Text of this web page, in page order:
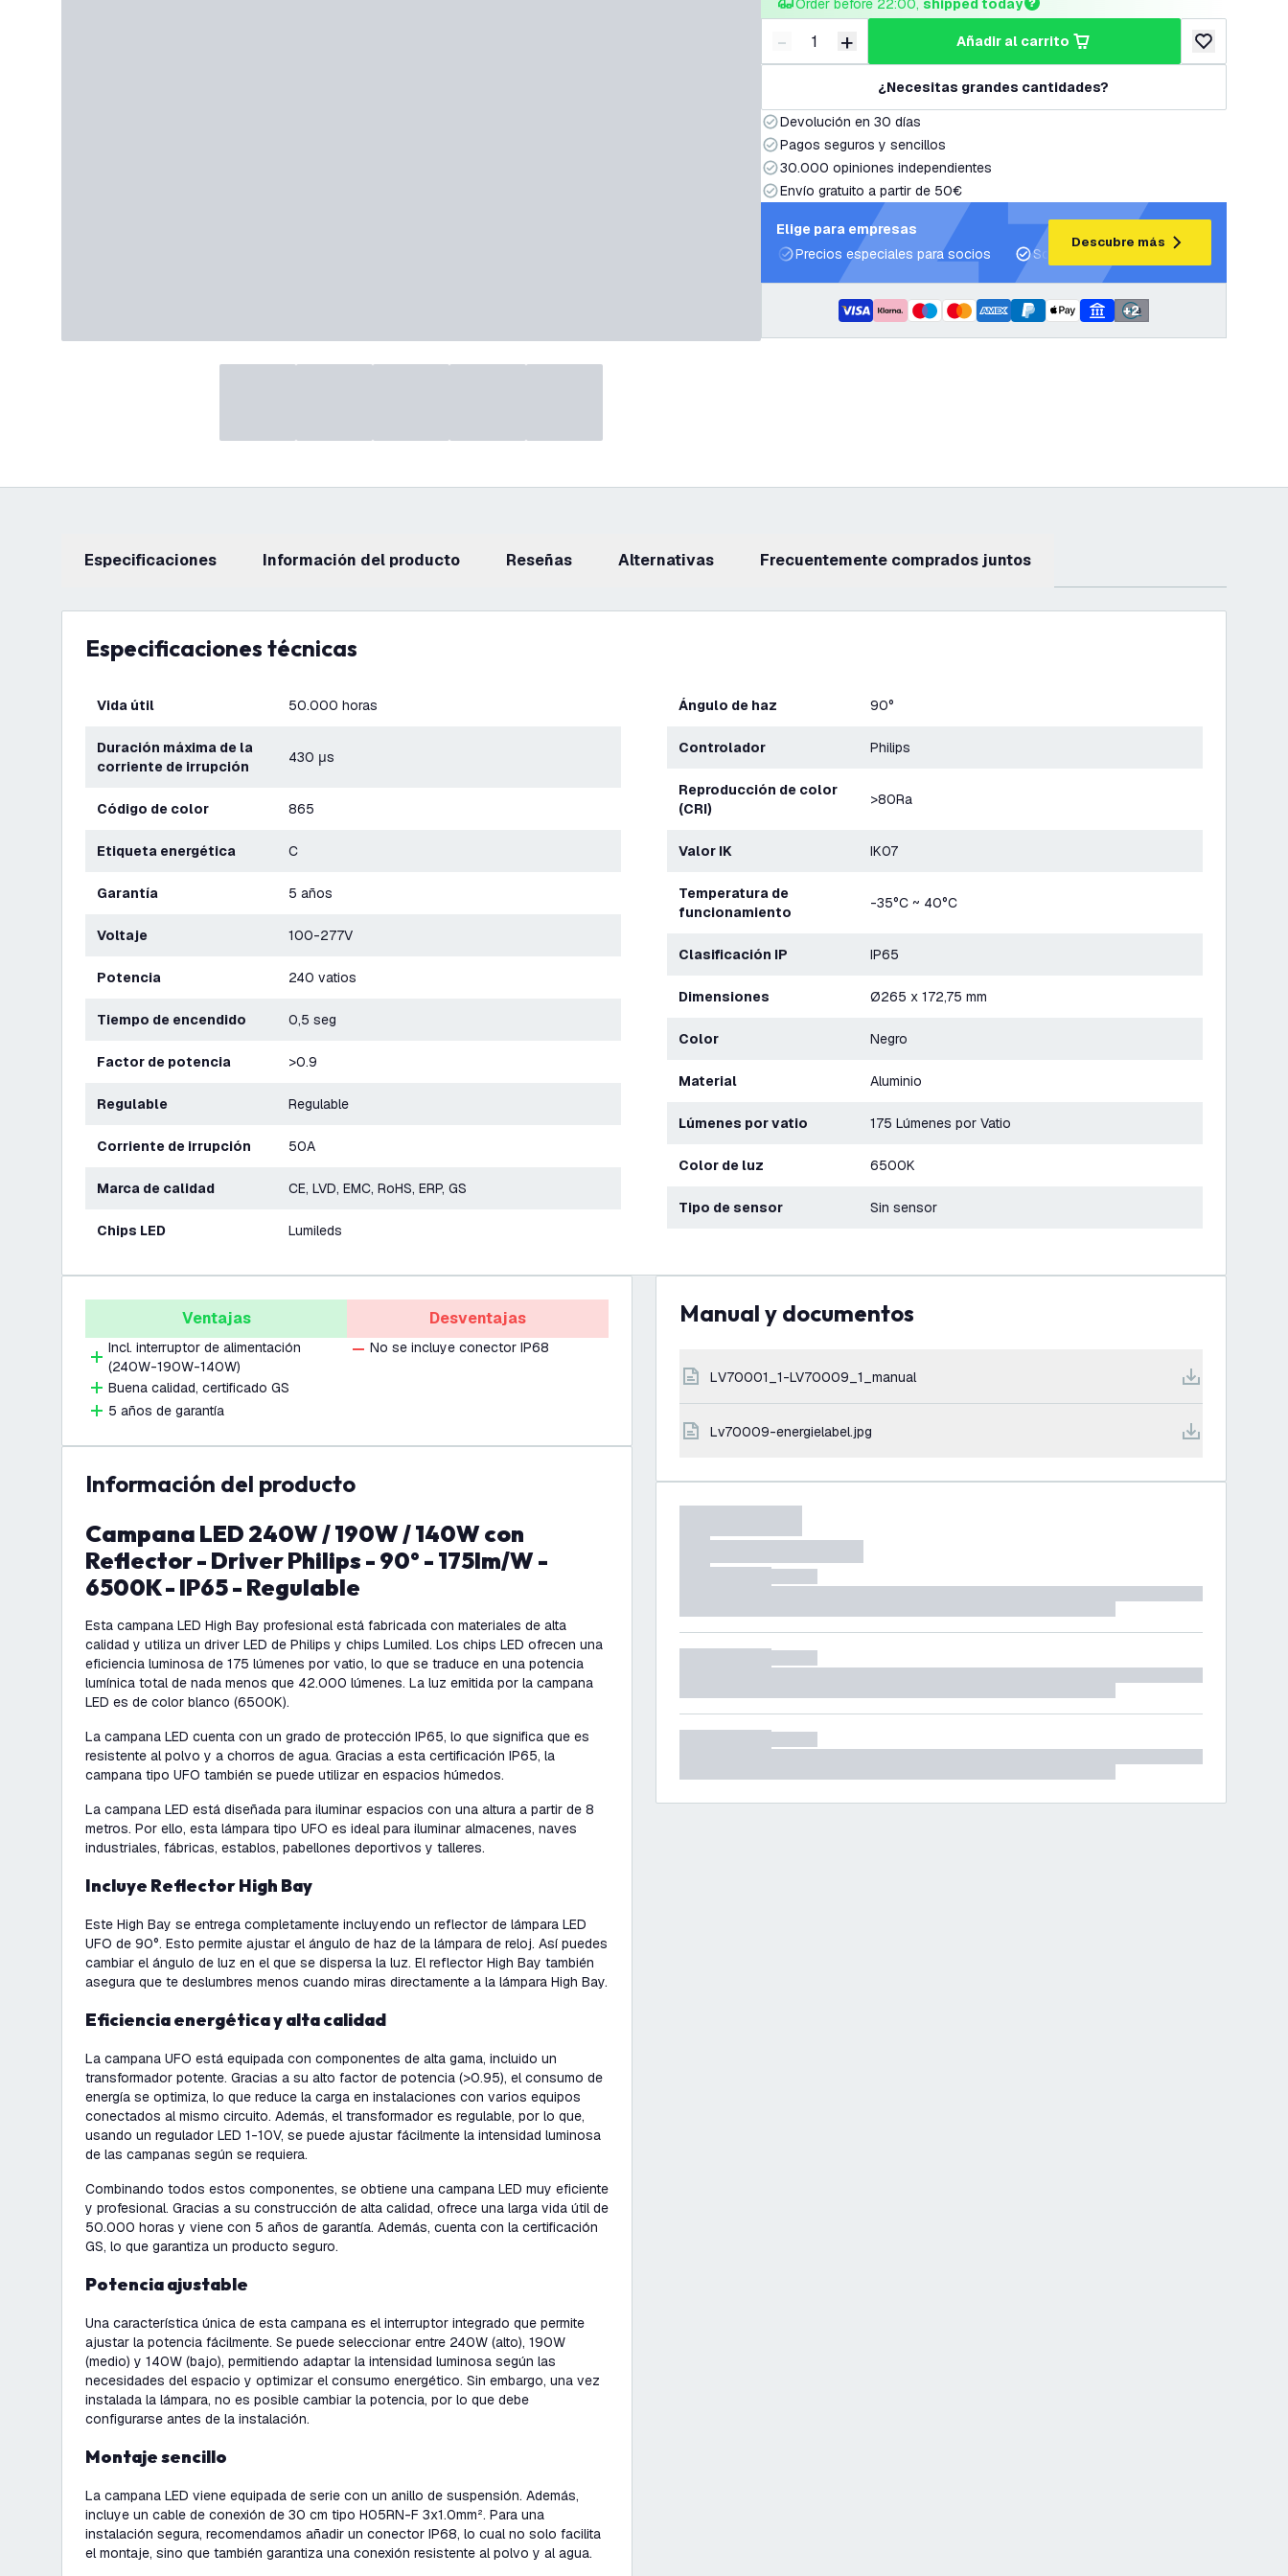
Order before 22:00, shipped today
Disminuir cantidad
- Aumentar cantidad
+ añadir al carrito
añadir a lista
¿Necesitas grandes cantidades?
Devolución en 30 días
Pagos seguros y sencillos
30.000 opiniones independientes
Envío gratuito a partir de 50€
Elige para empresas
Precios especiales para socios
Soporte para proyectos y planes de
Descubre más
+2
Especificaciones información del producto reseñas Alternativas Frecuentemente comprados juntos
Especificaciones técnicas
Vida útil 50.000 horas
Duración máxima de la
corriente de irrupción
430 μs
Código de color 865
Etiqueta energética C
Garantía 5 años
Voltaje 100-277V
Potencia 240 vatios
Tiempo de encendido 0,5 seg
Factor de potencia >0.9
Regulable Regulable
Corriente de irrupción 50A
Marca de calidad CE, LVD, EMC, RoHS, ERP, GS
Chips LED Lumileds
Ángulo de haz 90°
Controlador Philips
Reproducción de color
(CRI)
>80Ra
Valor IK IK07
Temperatura de
funcionamiento
-35°C ~ 40°C
Clasificación IP IP65
Dimensiones Ø265 x 172,75 mm
Color Negro
Material Aluminio
Lúmenes por vatio 175 Lúmenes por Vatio
Color de luz 6500K
Tipo de sensor Sin sensor
Ventajas
Incl. interruptor de alimentación
(240W-190W-140W)
Buena calidad, certificado GS
5 años de garantía
Desventajas
No se incluye conector IP68
información del producto
Campana LED 240W / 190W / 140W con
Reflector - Driver Philips - 90° - 175lm/W -
6500K - IP65 - Regulable
Esta campana LED High Bay profesional está fabricada con materiales de alta
calidad y utiliza un driver LED de Philips y chips Lumiled. Los chips LED ofrecen una
eficiencia luminosa de 175 lúmenes por vatio, lo que se traduce en una potencia
lumínica total de nada menos que 42.000 lúmenes. La luz emitida por la campana
LED es de color blanco (6500K).
La campana LED cuenta con un grado de protección IP65, lo que significa que es
resistente al polvo y a chorros de agua. Gracias a esta certificación IP65, la
campana tipo UFO también se puede utilizar en espacios húmedos.
La campana LED está diseñada para iluminar espacios con una altura a partir de 8
metros. Por ello, esta lámpara tipo UFO es ideal para iluminar almacenes, naves
industriales, fábricas, establos, pabellones deportivos y talleres.
Incluye Reflector High Bay
Este High Bay se entrega completamente incluyendo un reflector de lámpara LED
UFO de 90°. Esto permite ajustar el ángulo de haz de la lámpara de reloj. Así puedes
cambiar el ángulo de luz en el que se dispersa la luz. El reflector High Bay también
asegura que te deslumbres menos cuando miras directamente a la lámpara High Bay.
Eficiencia energética y alta calidad
La campana UFO está equipada con componentes de alta gama, incluido un
transformador potente. Gracias a su alto factor de potencia (>0.95), el consumo de
energía se optimiza, lo que reduce la carga en instalaciones con varios equipos
conectados al mismo circuito. Además, el transformador es regulable, por lo que,
usando un regulador LED 1-10V, se puede ajustar fácilmente la intensidad luminosa
de las campanas según se requiera.
Combinando todos estos componentes, se obtiene una campana LED muy eficiente
y profesional. Gracias a su construcción de alta calidad, ofrece una larga vida útil de
50.000 horas y viene con 5 años de garantía. Además, cuenta con la certificación
GS, lo que garantiza un producto seguro.
Potencia ajustable
Una característica única de esta campana es el interruptor integrado que permite
ajustar la potencia fácilmente. Se puede seleccionar entre 240W (alto), 190W
(medio) y 140W (bajo), permitiendo adaptar la intensidad luminosa según las
necesidades del espacio y optimizar el consumo energético. Sin embargo, una vez
instalada la lámpara, no es posible cambiar la potencia, por lo que debe
configurarse antes de la instalación.
Montaje sencillo
La campana LED viene equipada de serie con un anillo de suspensión. Además,
incluye un cable de conexión de 30 cm tipo H05RN-F 3x1.0mm². Para una
instalación segura, recomendamos añadir un conector IP68, lo cual no solo facilita
el montaje, sino que también garantiza una conexión resistente al polvo y al agua.
Manual y documentos
LV70001_1-LV70009_1_manual
lv70009-energielabel.jpg